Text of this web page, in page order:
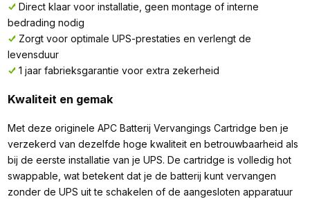
Direct klaar voor installatie, geen montage of interne
bedrading nodig
Zorgt voor optimale UPS-prestaties en verlengt de
levensduur
1 jaar fabrieksgarantie voor extra zekerheid
Kwaliteit en gemak
Met deze originele APC Batterij Vervangings Cartridge ben je
verzekerd van dezelfde hoge kwaliteit en betrouwbaarheid als
bij de eerste installatie van je UPS. De cartridge is volledig hot
swappable, wat betekent dat je de batterij kunt vervangen
zonder de UPS uit te schakelen of de aangesloten apparatuur